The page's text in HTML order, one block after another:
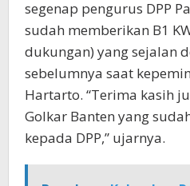
segenap pengurus DPP
sudah memberikan B1
dukungan) yang sejalan
sebelumnya saat
Hartarto. “Terima kasih
Golkar Banten yang
kepada DPP,” ujarnya.